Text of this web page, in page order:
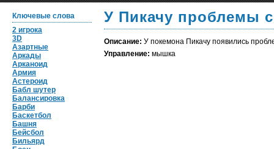
Ключевые слова
2 игрока
3D
Азартные
Аркады
Арканоид
Армия
Астероид
Бабл шутер
Балансировка
Барби
Баскетбол
Башня
Бейсбол
Бильярд
У Пикачу проблемы
Описание: У покемона Пикачу появились
Управление: мышка